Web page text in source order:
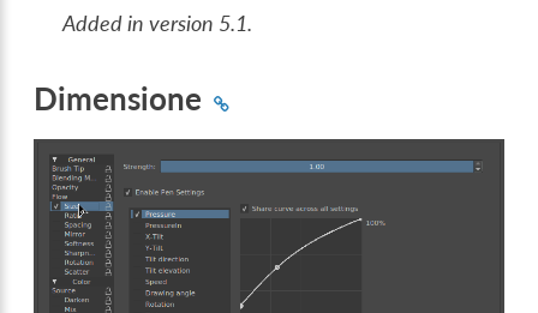
Added in version 5.1.
Dimensione